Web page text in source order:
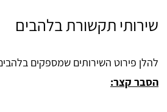
שירותי תקשורת בלהבים
להלן פירוט השירותים שמספקים
הסבר קצר: